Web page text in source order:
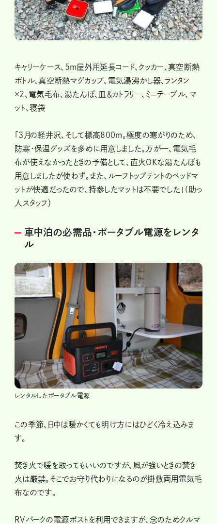
キャリーケース、5m屋外用延長コード、クッカー、真空断熱
ボトル、真空断熱マグカップ、電気湯沸かし器、ランタン
×2、電気毛布、湯たんぽ、皿＆カトラリー、ミニテーブル、マ
ット、寝袋
「3月の軽井沢、そして標高800m。極度の寒がりのため、
防寒・保温グッズを多めに用意しました。万が一、電気毛
布が使えなかったときの予備として、直火OKな湯たんぽも
用意しましたが使わず。また、ルーフトップテントのベッドマ
ットが快適だったので、持参したマットは不要でした」（助っ
人スタッフ）
車中泊の必需品・ポータブル電源をレンタ
ル
レンタルしたポータブル電源
この季節、日中は暖かくても明け方にはひどく冷え込みま
す。
焚き火で暖を取ってもいいのですが、風が強いときの焚き
火は厳禁。そこでお守り代わりになるのが掛敷両用電気毛
布なのです。
RVパークの電源ポストを利用できますが、念のためクルマ